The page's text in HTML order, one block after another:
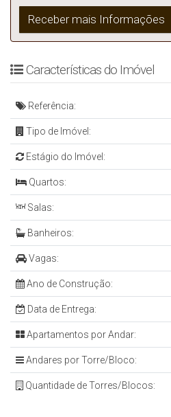
Características do Imóvel
Referência:
Tipo de Imóvel:
Estágio do Imóvel:
Quartos:
Salas:
Banheiros:
Vagas:
Ano de Construção:
Data de Entrega:
Apartamentos por Andar:
Andares por Torre/Bloco:
Quantidade de Torres/Blocos: